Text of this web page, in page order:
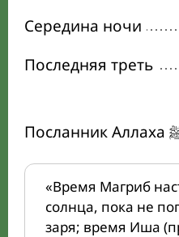
Середина ночи
Последняя треть
«Время Магриб
солнца, пока не
заря; время Иша